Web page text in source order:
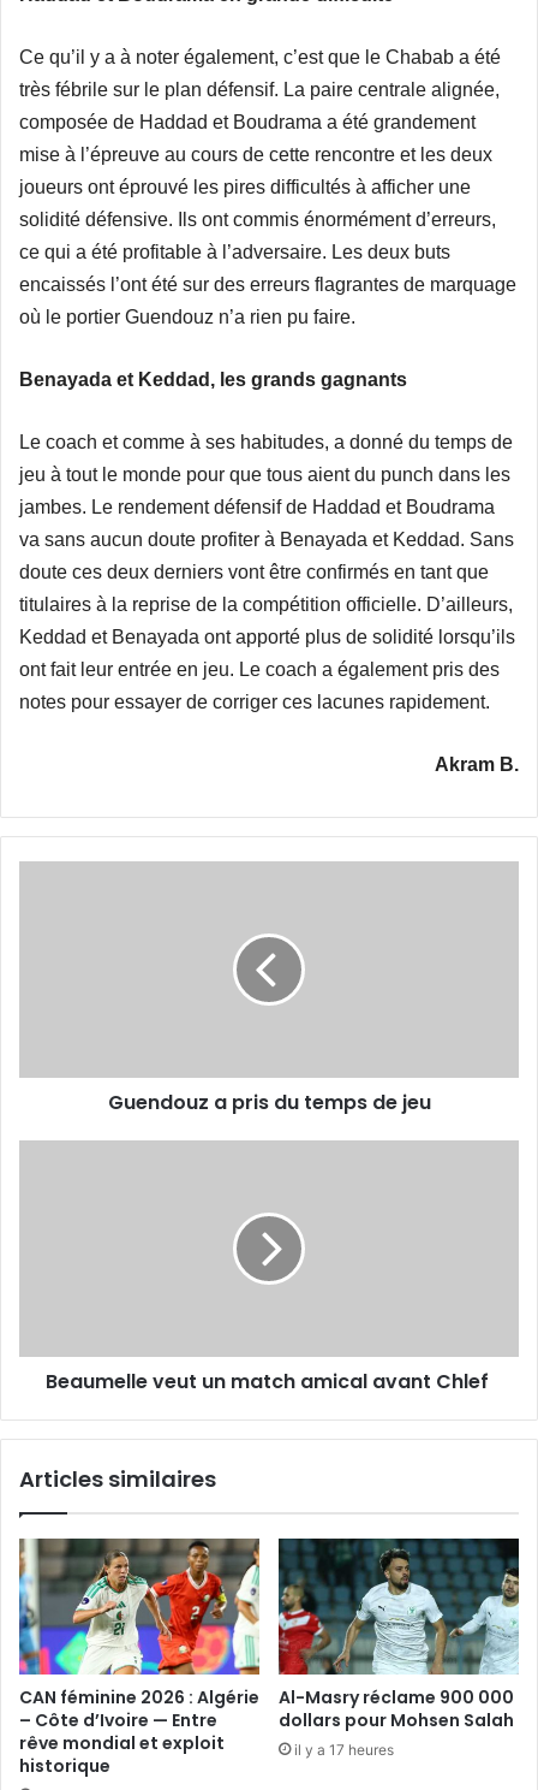
Ce qu’il y a à noter également, c’est que le Chabab a été
très fébrile sur le plan défensif. La paire centrale alignée,
composée de Haddad et Boudrama a été grandement
mise à l’épreuve au cours de cette rencontre et les deux
joueurs ont éprouvé les pires difficultés à afficher une
solidité défensive. Ils ont commis énormément d’erreurs,
ce qui a été profitable à l’adversaire. Les deux buts
encaissés l’ont été sur des erreurs flagrantes de marquage
où le portier Guendouz n’a rien pu faire.
Benayada et Keddad, les grands gagnants
Le coach et comme à ses habitudes, a donné du temps de
jeu à tout le monde pour que tous aient du punch dans les
jambes. Le rendement défensif de Haddad et Boudrama
va sans aucun doute profiter à Benayada et Keddad. Sans
doute ces deux derniers vont être confirmés en tant que
titulaires à la reprise de la compétition officielle. D’ailleurs,
Keddad et Benayada ont apporté plus de solidité lorsqu’ils
ont fait leur entrée en jeu. Le coach a également pris des
notes pour essayer de corriger ces lacunes rapidement.
Akram B.
Guendouz a pris du temps de jeu
Beaumelle veut un match amical avant Chlef
Articles similaires
CAN féminine 2026 : Algérie
– Côte d’Ivoire — Entre
rêve mondial et exploit
historique
Al-Masry réclame 900 000
dollars pour Mohsen Salah
il y a 17 heures